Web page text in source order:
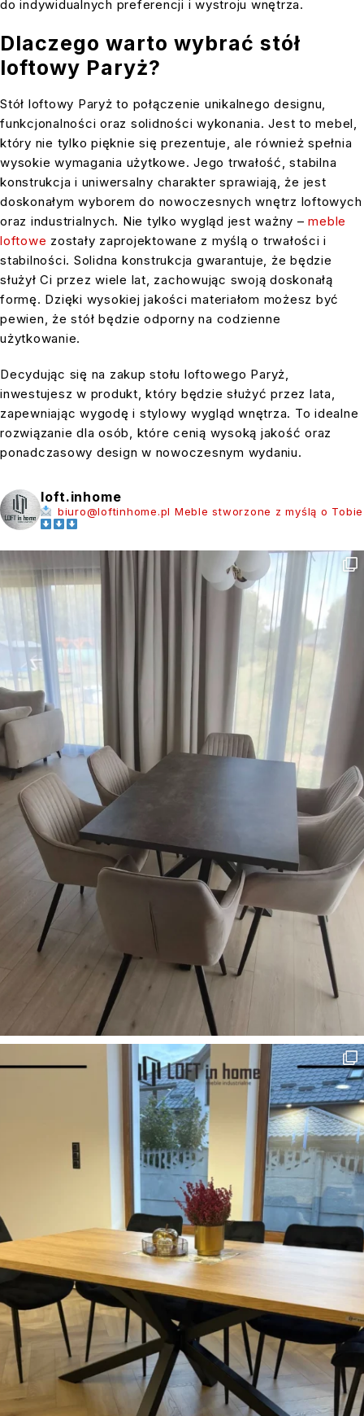
do indywidualnych preferencji i wystroju wnętrza.
Dlaczego warto wybrać stół
loftowy Paryż?
Stół loftowy Paryż to połączenie unikalnego designu,
funkcjonalności oraz solidności wykonania. Jest to mebel,
który nie tylko pięknie się prezentuje, ale również spełnia
wysokie wymagania użytkowe. Jego trwałość, stabilna
konstrukcja i uniwersalny charakter sprawiają, że jest
doskonałym wyborem do nowoczesnych wnętrz loftowych
oraz industrialnych. Nie tylko wygląd jest ważny –meble
loftowe zostały zaprojektowane z myślą o trwałości i
stabilności. Solidna konstrukcja gwarantuje, że będzie
służył Ci przez wiele lat, zachowując swoją doskonałą
formę. Dzięki wysokiej jakości materiałom możesz być
pewien, że stół będzie odporny na codzienne
użytkowanie.
Decydując się na zakup stołu loftowego Paryż,
inwestujesz w produkt, który będzie służyć przez lata,
zapewniając wygodę i stylowy wygląd wnętrza. To idealne
rozwiązanie dla osób, które cenią wysoką jakość oraz
ponadczasowy design w nowoczesnym wydaniu.
loft.inhome
biuro@loftinhome.pl Meble stworzone z myślą o Tobie